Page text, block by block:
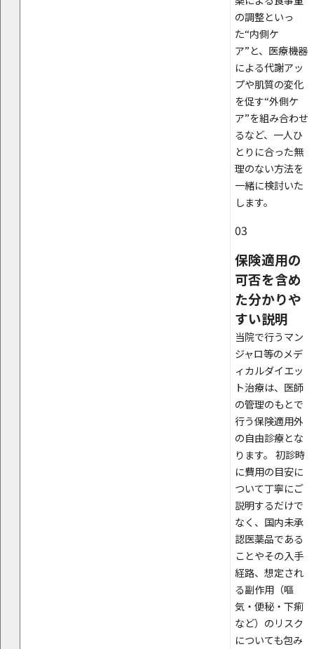
の調整といっ
た“内側ケ
ア”と、医療機器
による代謝アッ
プや肌質の変化
を促す“外側ケ
ア”を組み合わせ
るなど、一人ひ
とりに合った無
理のない方法を
一緒に検討いた
します。
03
保険適用の
可否を含め
た分かりや
すい説明
当院で行うマン
ジャロ等のメデ
ィカルダイエッ
ト治療は、医師
の管理のもとで
行う保険適用外
の自由診療とな
ります。 初診時
に費用の目安に
ついて丁寧にご
説明するだけで
なく、国内未承
認医薬品である
ことやその入手
経路、想定され
る副作用（嘔
気・便秘・下痢
など）のリスク
についても包み